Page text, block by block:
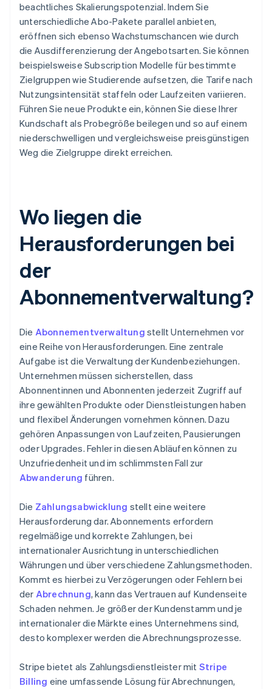
beachtliches Skalierungspotenzial. Indem Sie
unterschiedliche Abo-Pakete parallel anbieten,
eröffnen sich ebenso Wachstumschancen wie durch
die Ausdifferenzierung der Angebotsarten. Sie können
beispielsweise Subscription Modelle für bestimmte
Zielgruppen wie Studierende aufsetzen, die Tarife nach
Nutzungsintensität staffeln oder Laufzeiten variieren.
Führen Sie neue Produkte ein, können Sie diese Ihrer
Kundschaft als Probegröße beilegen und so auf einem
niederschwelligen und vergleichsweise preisgünstigen
Weg die Zielgruppe direkt erreichen.
Wo liegen die
Herausforderungen bei
der
Abonnementverwaltung?
Die Abonnementverwaltung stellt Unternehmen vor
eine Reihe von Herausforderungen. Eine zentrale
Aufgabe ist die Verwaltung der Kundenbeziehungen.
Unternehmen müssen sicherstellen, dass
Abonnentinnen und Abonnenten jederzeit Zugriff auf
ihre gewählten Produkte oder Dienstleistungen haben
und flexibel Änderungen vornehmen können. Dazu
gehören Anpassungen von Laufzeiten, Pausierungen
oder Upgrades. Fehler in diesen Abläufen können zu
Unzufriedenheit und im schlimmsten Fall zur
Abwanderung führen.
Die Zahlungsabwicklung stellt eine weitere
Herausforderung dar. Abonnements erfordern
regelmäßige und korrekte Zahlungen, bei
internationaler Ausrichtung in unterschiedlichen
Währungen und über verschiedene Zahlungsmethoden.
Kommt es hierbei zu Verzögerungen oder Fehlern bei
der Abrechnung, kann das Vertrauen auf Kundenseite
Schaden nehmen. Je größer der Kundenstamm und je
internationaler die Märkte eines Unternehmens sind,
desto komplexer werden die Abrechnungsprozesse.
Stripe bietet als Zahlungsdienstleister mit Stripe
Billing eine umfassende Lösung für Abrechnungen,